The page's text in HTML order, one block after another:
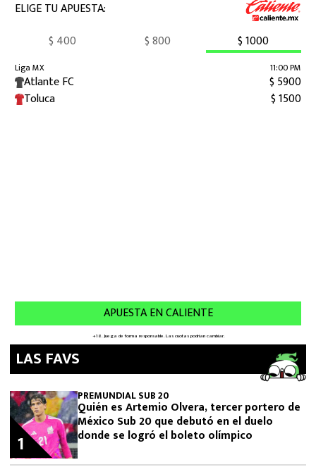
LAS FAVS
PREMUNDIAL SUB 20
Quién es Artemio Olvera, tercer portero de
México Sub 20 que debutó en el duelo
donde se logró el boleto olímpico
1